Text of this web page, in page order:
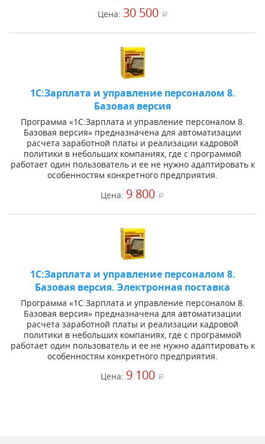
Цена: 30 500 a
1С:Зарплата и управление персоналом 8.
Базовая версия
Программа «1С:Зарплата и управление персоналом 8.
Базовая версия» предназначена для автоматизации
расчета заработной платы и реализации кадровой
политики в небольших компаниях, где с программой
работает один пользователь и ее не нужно адаптировать к
особенностям конкретного предприятия.
Цена: 9 800 a
1С:Зарплата и управление персоналом 8.
Базовая версия. Электронная поставка
Программа «1С:Зарплата и управление персоналом 8.
Базовая версия» предназначена для автоматизации
расчета заработной платы и реализации кадровой
политики в небольших компаниях, где с программой
работает один пользователь и ее не нужно адаптировать к
особенностям конкретного предприятия.
Цена: 9 100 a